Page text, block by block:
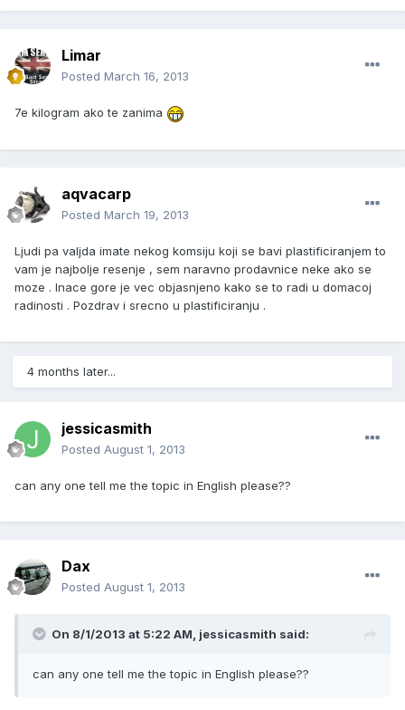
Limar
Posted March 16, 2013
7e kilogram ako te zanima
aqvacarp
Posted March 19, 2013
Ljudi pa valjda imate nekog komsiju koji se bavi plastificiranjem to
vam je najbolje resenje , sem naravno prodavnice neke ako se
moze . Inace gore je vec objasnjeno kako se to radi u domacoj
radinosti . Pozdrav i srecno u plastificiranju .
4 months later...
jessicasmith
Posted August 1, 2013
can any one tell me the topic in English please??
Dax
Posted August 1, 2013
On 8/1/2013 at 5:22 AM, jessicasmith said:
can any one tell me the topic in English please??